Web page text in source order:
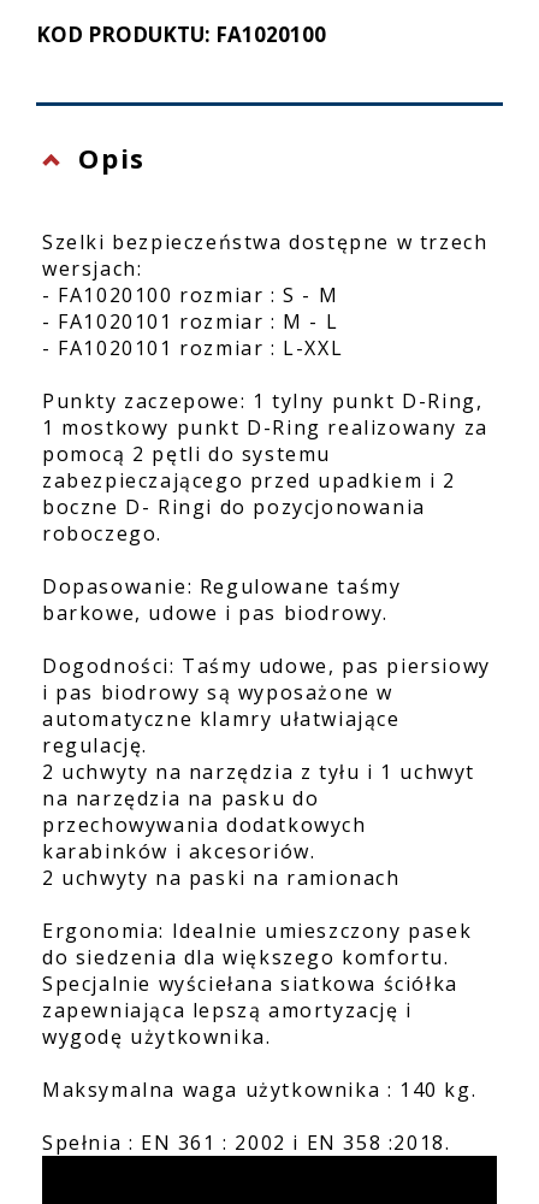
KOD PRODUKTU: FA1020100
Opis
Szelki bezpieczeństwa dostępne w trzech
wersjach:
- FA1020100 rozmiar : S - M
- FA1020101 rozmiar : M - L
- FA1020101 rozmiar : L-XXL
Punkty zaczepowe: 1 tylny punkt D-Ring,
1 mostkowy punkt D-Ring realizowany za
pomocą 2 pętli do systemu
zabezpieczającego przed upadkiem i 2
boczne D- Ringi do pozycjonowania
roboczego.
Dopasowanie: Regulowane taśmy
barkowe, udowe i pas biodrowy.
Dogodności: Taśmy udowe, pas piersiowy
i pas biodrowy są wyposażone w
automatyczne klamry ułatwiające
regulację.
2 uchwyty na narzędzia z tyłu i 1 uchwyt
na narzędzia na pasku do
przechowywania dodatkowych
karabinków i akcesoriów.
2 uchwyty na paski na ramionach
Ergonomia: Idealnie umieszczony pasek
do siedzenia dla większego komfortu.
Specjalnie wyściełana siatkowa ściółka
zapewniająca lepszą amortyzację i
wygodę użytkownika.
Maksymalna waga użytkownika : 140 kg.
Spełnia : EN 361 : 2002 i EN 358 :2018.